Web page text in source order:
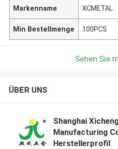
Markenname XCMETAL
Min Bestellmenge 100PCS
Sehen Sie
ÜBER UNS
Shanghai
Manufacturing
Herstellerprofil